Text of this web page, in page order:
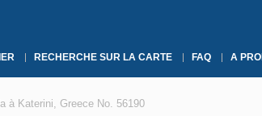
RECHERCHE SUR LA CARTE FAQ A
à Katerini, Greece No. 56190